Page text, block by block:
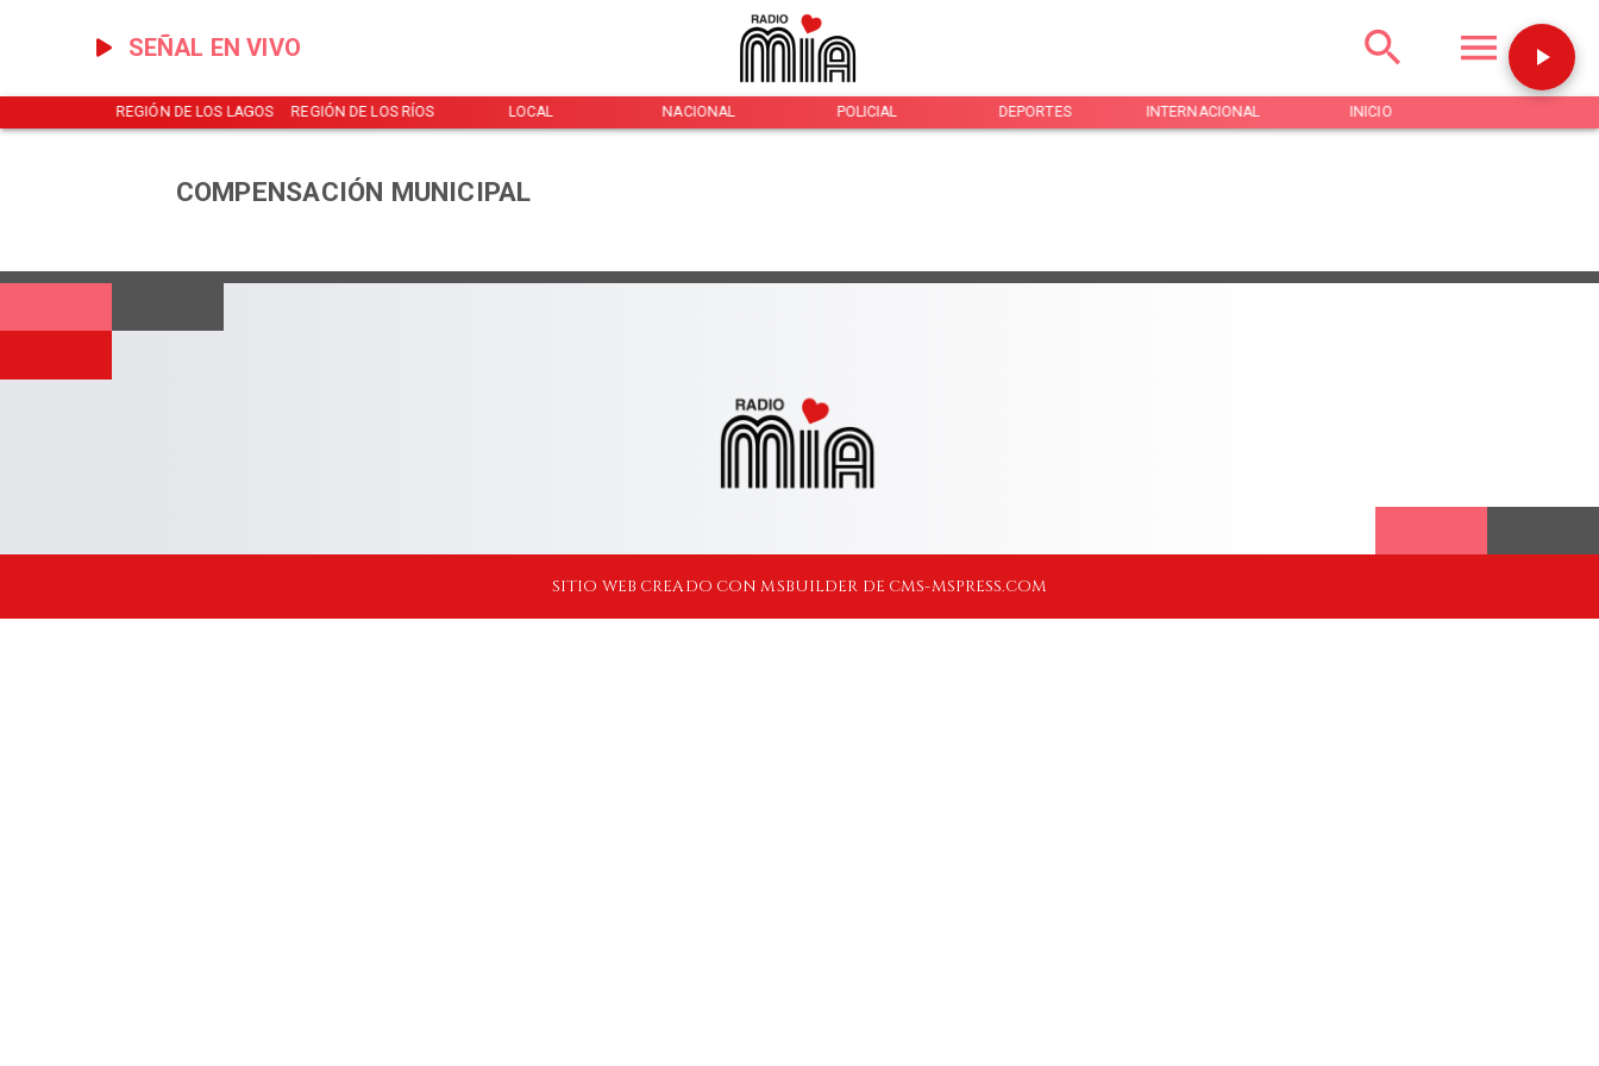
SEÑAL EN VIVO
REGIÓN DE LOS LAGOS REGIÓN DE LOS RÍOS LOCAL NACIONAL POLICIAL DEPORTES INTERNACIONAL INICIO
COMPENSACIÓN MUNICIPAL
SITIO WEB CREADO CON MSBUILDER DE CMS-MSPRESS.COM